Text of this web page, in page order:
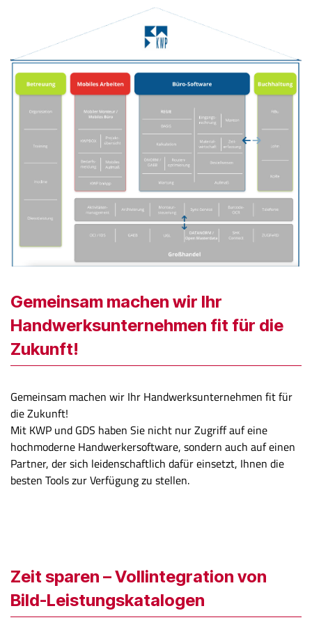
Gemeinsam machen wir Ihr
Handwerksunternehmen fit für die
Zukunft!
Gemeinsam machen wir Ihr Handwerksunternehmen fit für
die Zukunft!
Mit KWP und GDS haben Sie nicht nur Zugriff auf eine
hochmoderne Handwerkersoftware, sondern auch auf einen
Partner, der sich leidenschaftlich dafür einsetzt, Ihnen die
besten Tools zur Verfügung zu stellen.
Zeit sparen – Vollintegration von
Bild-Leistungskatalogen